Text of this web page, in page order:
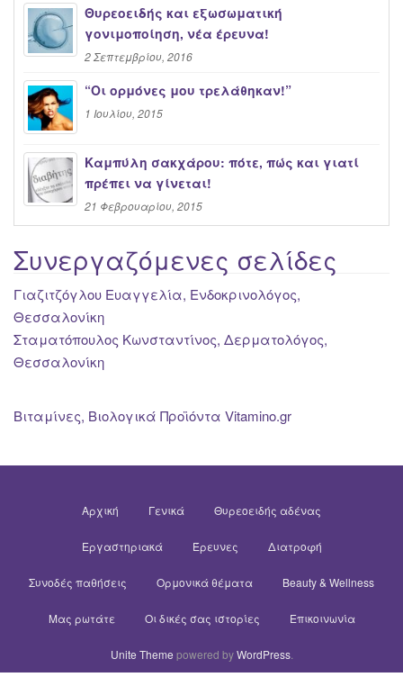
Θυρεοειδής και εξωσωματική
γονιμοποίηση, νέα έρευνα!
2 Σεπτεμβρίου, 2016
“Oι ορμόνες μου τρελάθηκαν!”
1 Ιουλίου, 2015
Καμπύλη σακχάρου: πότε, πώς και γιατί
πρέπει να γίνεται!
21 Φεβρουαρίου, 2015
Συνεργαζόμενες σελίδες
Γιαζιτζόγλου Ευαγγελία, Ενδοκρινολόγος,
Θεσσαλονίκη
Σταματόπουλος Κωνσταντίνος, Δερματολόγος,
Θεσσαλονίκη
Βιταμίνες, Βιολογικά Προϊόντα Vitamino.gr
Αρχική Γενικά Θυρεοειδής αδένας
Εργαστηριακά Έρευνες Διατροφή
Συνοδές παθήσεις Ορμονικά θέματα Beauty & Wellness
Μας ρωτάτε Οι δικές σας ιστορίες Επικοινωνία
Unite Theme powered byWordPress.